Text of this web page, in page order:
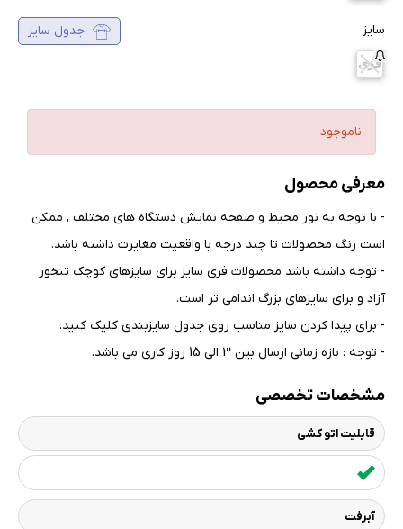
سایز جدول سایز
فری
ناموجود
معرفی محصول
- با توجه به نور محیط و صفحه نمایش دستگاه های مختلف , ممکن
است رنگ محصولات تا چند درجه با واقعیت مغایرت داشته باشد.
- توجه داشته باشد محصولات فری سایز برای سایزهای کوچک تنخور
آزاد و برای سایزهای بزرگ اندامی تر است.
- برای پیدا کردن سایز مناسب روی جدول سایزبندی کلیک کنید.
- توجه : بازه زمانی ارسال بین 3 الی 15 روز کاری می باشد.
مشخصات تخصصی
قابلیت اتو کشی
آبرفت